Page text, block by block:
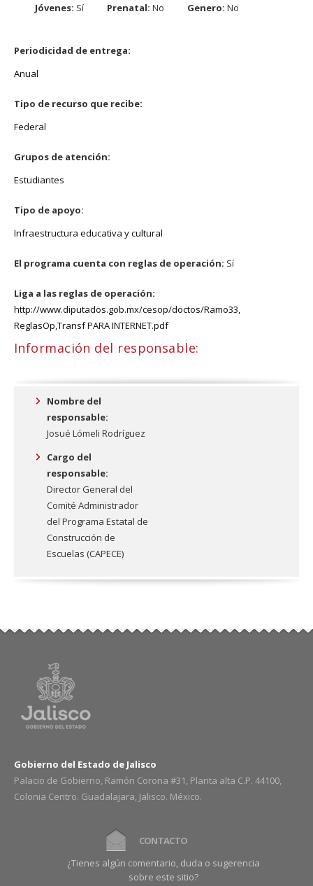
Jóvenes: Sí Prenatal: No Genero: No
Periodicidad de entrega:
Anual
Tipo de recurso que recibe:
Federal
Grupos de atención:
Estudiantes
Tipo de apoyo:
Infraestructura educativa y cultural
El programa cuenta con reglas de operación: Sí
Liga a las reglas de operación:
http://www.diputados.gob.mx/cesop/doctos/Ramo33,
ReglasOp,Transf PARA INTERNET.pdf
Información del responsable:
Nombre del
responsable:
Josué Lómeli Rodríguez
Cargo del
responsable:
Director General del
Comité Administrador
del Programa Estatal de
Construcción de
Escuelas (CAPECE)
Gobierno del Estado de Jalisco
Palacio de Gobierno, Ramón Corona #31, Planta alta C.P. 44100,
Colonia Centro. Guadalajara, Jalisco. México.
CONTACTO
¿Tienes algún comentario, duda o sugerencia
sobre este sitio?